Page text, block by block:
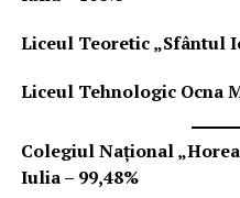
Liceul Teoretic „Sfântul
Liceul Tehnologic Ocna
Colegiul Național
Iulia – 99,48%